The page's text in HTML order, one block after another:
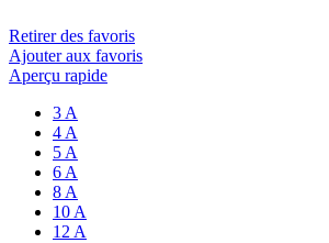
Retirer des favoris
Ajouter aux favoris
Aperçu rapide
3 A
4 A
5 A
6 A
8 A
10 A
12 A